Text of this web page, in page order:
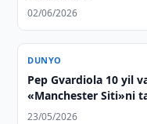
02/06/2026
DUNYO
Pep Gvardiola 10 yil
«Manchester Siti»ni
23/05/2026